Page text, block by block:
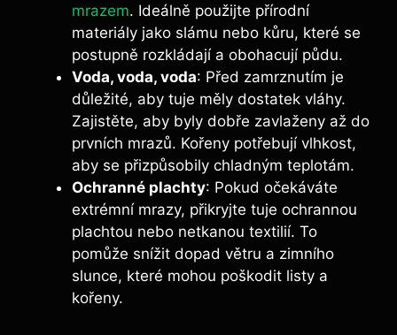
mrazem. Ideálně použijte přírodní
materiály jako slámu nebo kůru, které se
postupně rozkládají a obohacují půdu.
Voda, voda, voda: Před zamrznutím je
důležité, aby tuje měly dostatek vláhy.
Zajistěte, aby byly dobře zavlaženy až do
prvních mrazů. Kořeny potřebují vlhkost,
aby se přizpůsobily chladným teplotám.
Ochranné plachty: Pokud očekáváte
extrémní mrazy, přikryjte tuje ochrannou
plachtou nebo netkanou textilií. To
pomůže snížit dopad větru a zimního
slunce, které mohou poškodit listy a
kořeny.